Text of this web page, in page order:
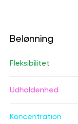
Belønning
Fleksibilitet
Udholdenhed
Koncentration